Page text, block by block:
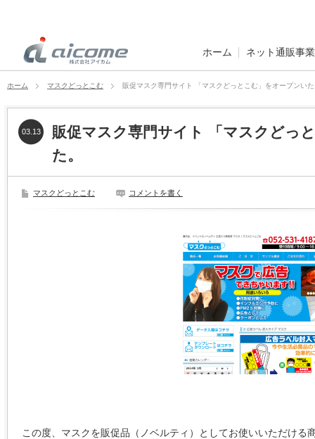
ホーム ネット通販事
ホーム マスクどっとこむ 販促マスク専門サイト 「マスクどっとこむ」をオープンい
販促マスク専門サイト 「マスクどっ
た。
03.13
マスクどっとこむ コメントを書く
この度、マスクを販促品（ノベルティ）としてお使いいただける